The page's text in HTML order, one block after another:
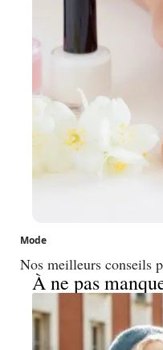
Mode
Nos meilleurs conseils
À ne pas